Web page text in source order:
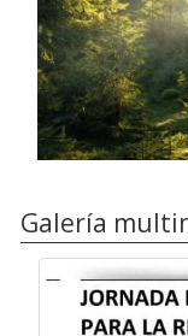
Galería